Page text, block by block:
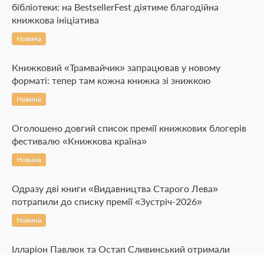
бібліотеки: на BestsellerFest діятиме благодійна
книжкова ініціатива
Новина
Книжковий «Трамвайчик» запрацював у новому
форматі: тепер там кожна книжка зі знижкою
Новина
Оголошено довгий список премії книжкових блогерів
фестивалю «Книжкова країна»
Новина
Одразу дві книги «Видавництва Старого Лева»
потрапили до списку премії «Зустріч-2026»
Новина
Ілларіон Павлюк та Остап Сливинський отримали